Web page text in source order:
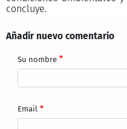
concluye.
Añadir nuevo comentario
Su nombre
Email